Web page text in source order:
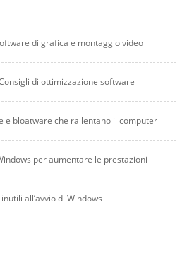
di grafica e montaggio video
di ottimizzazione software
e bloatware che rallentano il computer
per aumentare le prestazioni
all’avvio di Windows